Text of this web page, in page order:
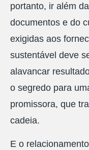
portanto, ir além
documentos e do
exigidas aos
sustentável deve
alavancar
o segredo para
promissora, que
cadeia.
E o